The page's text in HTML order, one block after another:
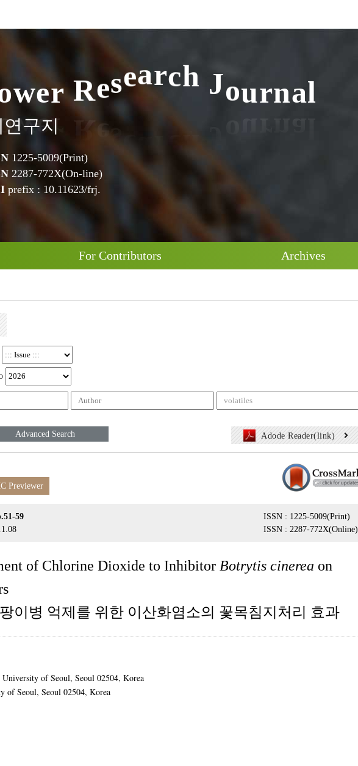
wer Research Journ l
구지
1225-5009(Print)
2287-772X(On-line)
prefix : 10.11623/frj.
For Contributors Archives
Advanced Search Adode Reader(link)
Previewer
ISSN : 1225-5009(Print)
ISSN : 2287-772X(Online)
59
of Chlorine Dioxide to Inhibitor Botrytis cinerea on
이병 억제를 위한 이산화염소의 꽃목침지처리 효과
of Seoul, Seoul 02504, Korea
of Seoul, Seoul 02504, Korea